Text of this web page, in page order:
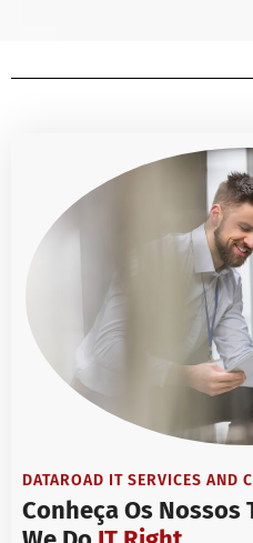
DATAROAD IT SERVICES AND
Conheça Os Nossos